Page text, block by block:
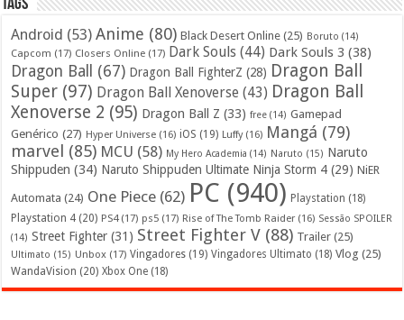
Tags
Android (53) Anime (80) Black Desert Online (25) Boruto (14)
Capcom (17) Closers Online (17) Dark Souls (44) Dark Souls 3 (38)
Dragon Ball (67) Dragon Ball FighterZ (28) Dragon Ball
Super (97) Dragon Ball Xenoverse (43) Dragon Ball
Xenoverse 2 (95) Dragon Ball Z (33) free (14) Gamepad
Genérico (27) Hyper Universe (16) iOS (19) Luffy(16) Mangá (79)
marvel (85) MCU (58) My Hero Academia (14) Naruto (15) Naruto
Shippuden (34) Naruto Shippuden Ultimate Ninja Storm 4 (29) NiER
Automata (24) One Piece (62) PC (940) Playstation (18)
Playstation 4 (20) PS4(17) ps5 (17) Rise of The Tomb Raider (16) Sessão SPOILER
(14) Street Fighter (31) Street Fighter V (88) Trailer (25)
Ultimato (15) Unbox (17) Vingadores (19) Vingadores Ultimato (18) Vlog (25)
WandaVision (20) Xbox One (18)